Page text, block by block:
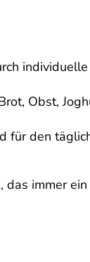
Obst,
für den
das immer